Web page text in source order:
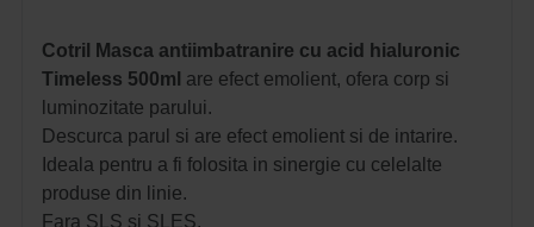
Cotril Masca antiimbatranire cu acid hialuronic
Timeless 500ml are efect emolient, ofera corp si
luminozitate parului.
Descurca parul si are efect emolient si de intarire.
Ideala pentru a fi folosita in sinergie cu celelalte
produse din linie.
Fara SLS si SLES.